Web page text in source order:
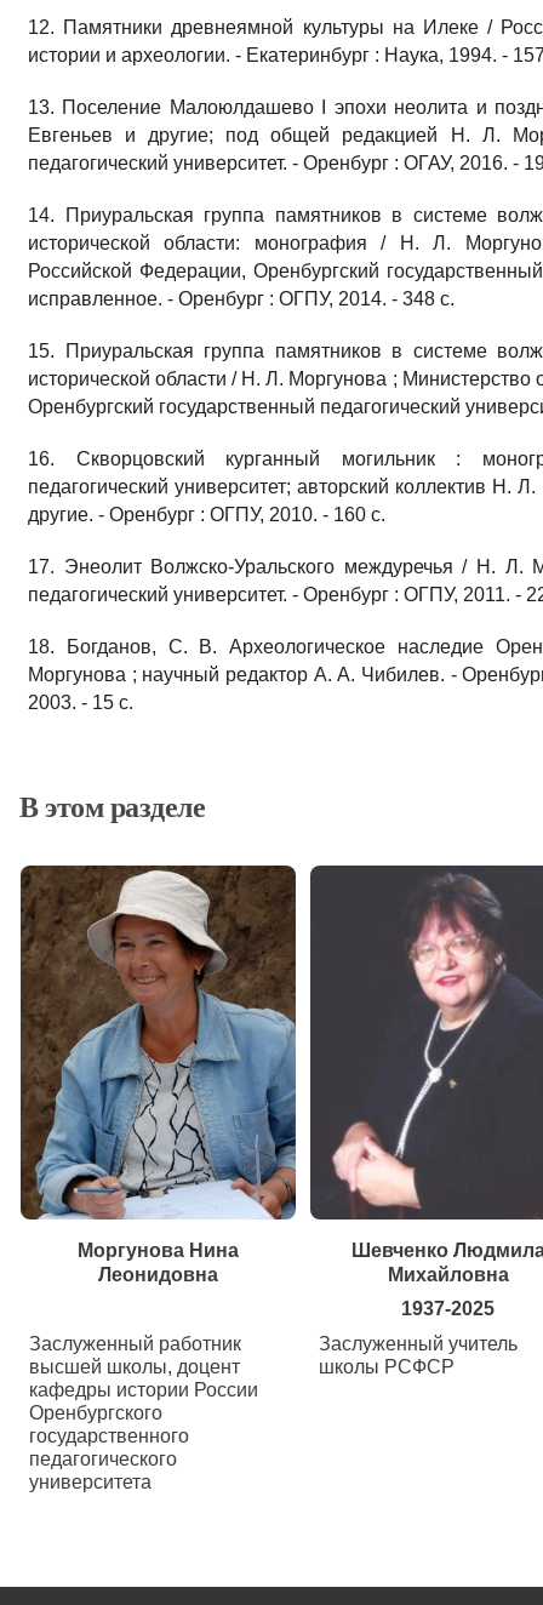
12. Памятники древнеямной культуры на Илеке /
истории и археологии. - Екатеринбург : Наука, 1994. -
13. Поселение Малоюлдашево I эпохи неолита и
Евгеньев и другие; под общей редакцией Н. Л.
педагогический университет. - Оренбург : ОГАУ, 2016. -
14. Приуральская группа памятников в системе
исторической области: монография / Н. Л.
Российской Федерации, Оренбургский
исправленное. - Оренбург : ОГПУ, 2014. - 348 с.
15. Приуральская группа памятников в системе
исторической области / Н. Л. Моргунова ;
Оренбургский государственный педагогический
16. Скворцовский курганный могильник :
педагогический университет; авторский коллектив
другие. - Оренбург : ОГПУ, 2010. - 160 с.
17. Энеолит Волжско-Уральского междуречья / Н. Л.
педагогический университет. - Оренбург : ОГПУ, 2011. -
18. Богданов, С. В. Археологическое наследие
Моргунова ; научный редактор А. А. Чибилев. -
2003. - 15 с.
В этом разделе
Моргунова Нина
Леонидовна
Заслуженный работник
высшей школы, доцент
кафедры истории России
Оренбургского
государственного
педагогического
университета
Шевченко
Михайловна
1937-2025
Заслуженный учитель
школы РСФСР